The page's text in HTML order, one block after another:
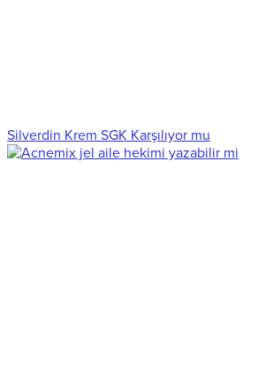
Silverdin Krem SGK Karşılıyor mu